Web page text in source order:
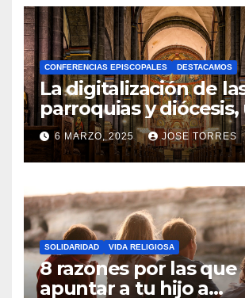
CONFERENCIAS EPISCOPALES DESTACAMOS
La digitalización de
parroquias y diócesis,
realidad ya para el
la Iglesia
6 MARZO, 2025 JOSE TORRES
SOLIDARIDAD VIDA RELIGIOSA
8 razones por las que
apuntar a tu hijo a